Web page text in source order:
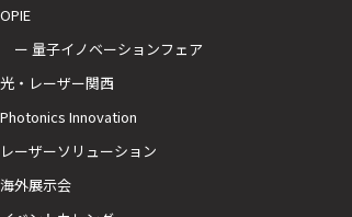
OPIE
ー 量子イノベーションフェア
光・レーザー関西
Photonics Innovation
レーザーソリューション
海外展示会